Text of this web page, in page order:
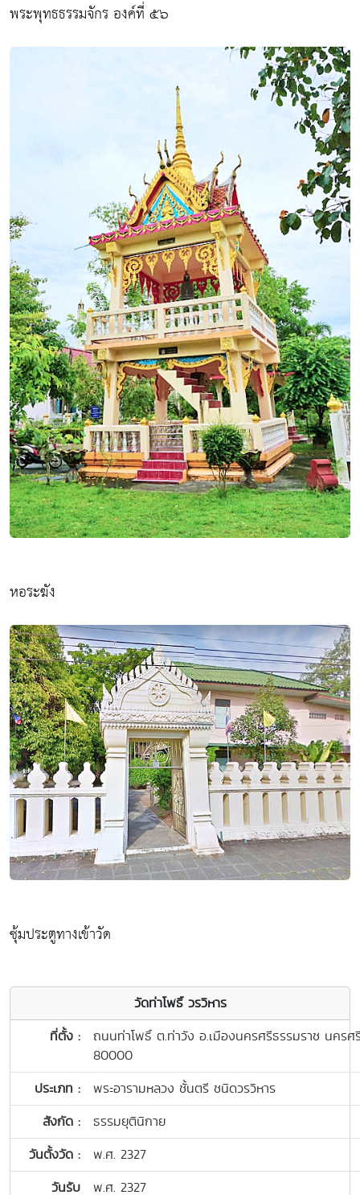
พระพุทธธรรมจักร องค์ที่ ๕๖
หอระฆัง
ซุ้มประตูทางเข้าวัด
วัดท่าโพธิ์ วรวิหาร
ที่ตั้ง :
ถนนท่าโพธิ์ ต.ท่าวัง อ.เมืองนครศรีธรรมราช นครศ
80000
ประเภท :
พระอารามหลวง ชั้นตรี ชนิดวรวิหาร
สังกัด :
ธรรมยุตินิกาย
วันตั้งวัด :
พ.ศ. 2327
วันรับ
พ.ศ. 2327